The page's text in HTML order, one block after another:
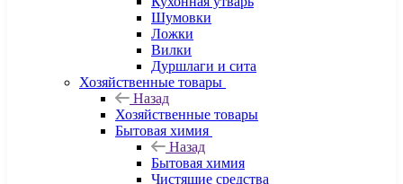
Шумовки
Ложки
Вилки
Дуршлаги и сита
Хозяйственные товары
Назад
Хозяйственные товары
Бытовая химия
Назад
Бытовая химия
Чистящие средства